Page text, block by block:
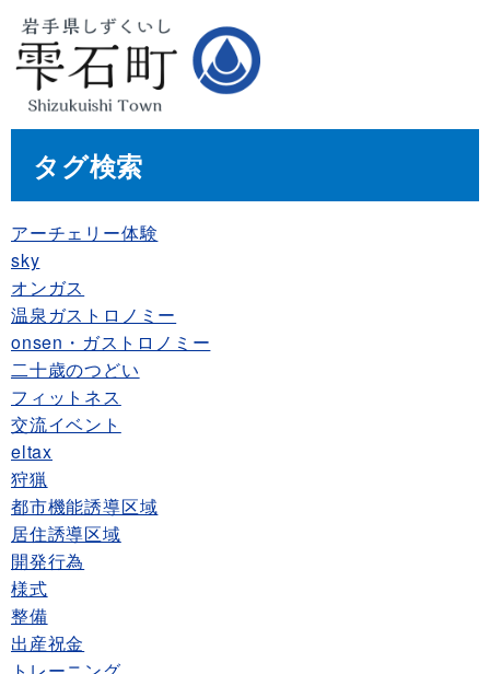
タグ検索
アーチェリー体験
sky
オンガス
温泉ガストロノミー
onsen・ガストロノミー
二十歳のつどい
フィットネス
交流イベント
eltax
狩猟
都市機能誘導区域
居住誘導区域
開発行為
様式
整備
出産祝金